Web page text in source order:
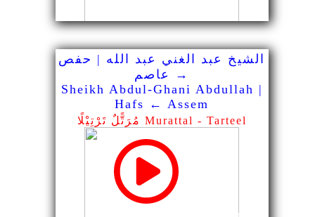
الشيخ عبد الغني عبد الله | حفص
→ عاصم
Sheikh Abdul-Ghani Abdullah |
Hafs ← Assem
مُرَتًّلٌ تَرْتِيْلًا Murattal - Tarteel